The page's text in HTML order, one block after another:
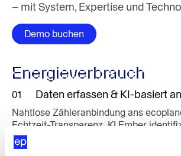
– mit System, Expertise und
Demo buchen
Energieverbrauch
01 Daten erfassen & KI-basiert
Nahtlose Zähleranbindung ans
Echtzeit-Transparenz. KI Ember
Einsparpotenziale automatisch –
werden.